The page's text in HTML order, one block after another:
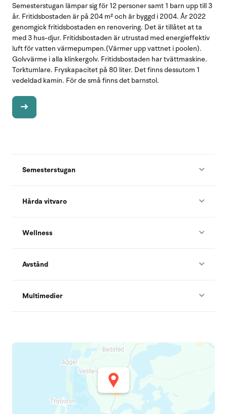
Semesterstugan lämpar sig för 12 personer samt 1 barn upp till 3
år. Fritidsbostaden är på 204 m² och är byggd i 2004. År 2022
genomgick fritidsbostaden en renovering. Det är tillåtet at ta
med 3 hus-djur. Fritidsbostaden är utrustad med energieffektiv
luft för vatten värmepumpen.(Värmer upp vattnet i poolen).
Golvvärme i alla klinkergolv. Fritidsbostaden har tvättmaskine.
Torktumlare. Fryskapacitet på 80 liter. Det finns dessutom 1
vedeldad kamin. För de små finns det barnstol.
Semesterstugan
Hårda vitvaro
Wellness
Avstånd
Multimedier